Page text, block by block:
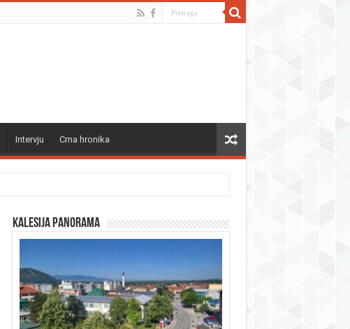
Intervju Crna hronika
Kalesija panorama